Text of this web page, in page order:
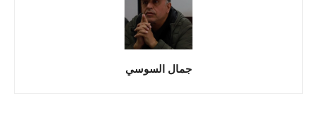
جمال السوسي